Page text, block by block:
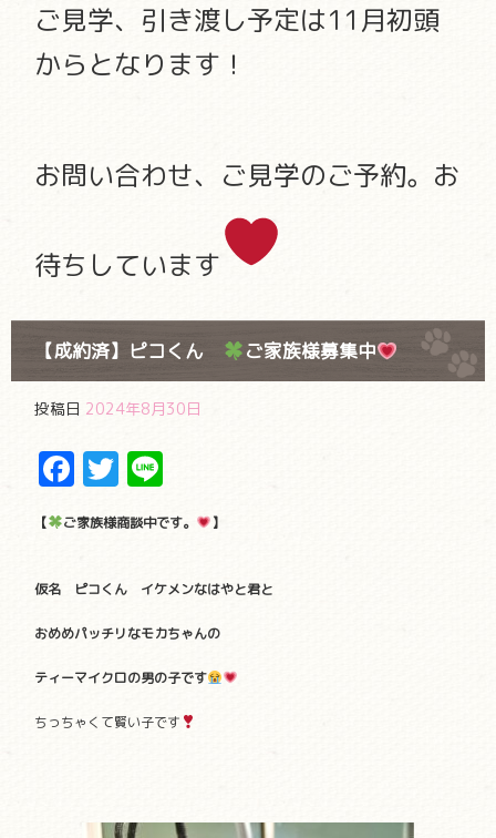
ご見学、引き渡し予定は11月初頭
からとなります！
お問い合わせ、ご見学のご予約。お
待ちしています
【成約済】ピコくん ご家族様募集中
投稿日 2024年8月30日
Facebook
Twitter
【 ご家族様商談中です。 】
仮名 ピコくん イケメンなはやと君と
おめめパッチリなモカちゃんの
ティーマイクロの男の子です
ちっちゃくて賢い子です